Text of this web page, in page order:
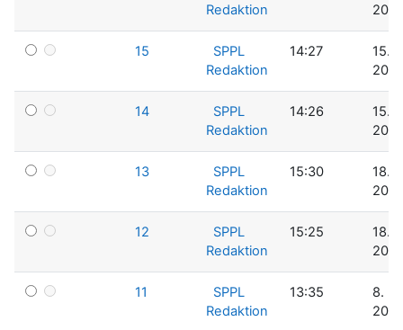
Redaktion
2014
15
SPPL
Redaktion
14:27
15.
2014
14
SPPL
Redaktion
14:26
15.
2014
13
SPPL
Redaktion
15:30
18.
2014
12
SPPL
Redaktion
15:25
18.
2014
11
SPPL
Redaktion
13:35
8.
2014